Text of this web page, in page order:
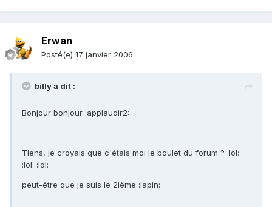
Erwan
Posté(e) 17 janvier 2006
billy a dit :
Bonjour bonjour :applaudir2:
Tiens, je croyais que c'étais moi le boulet du forum ? :lol:
:lol: :lol:
peut-être que je suis le 2ième :lapin: